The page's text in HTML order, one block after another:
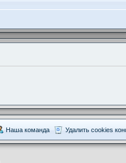
Удалить cookies
Наша команда